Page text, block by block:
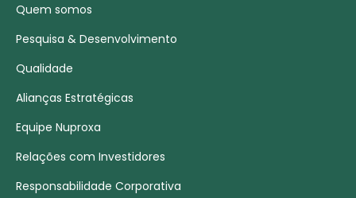
Quem somos
Pesquisa & Desenvolvimento
Qualidade
Alianças Estratégicas
Equipe Nuproxa
Relações com Investidores
Responsabilidade Corporativa